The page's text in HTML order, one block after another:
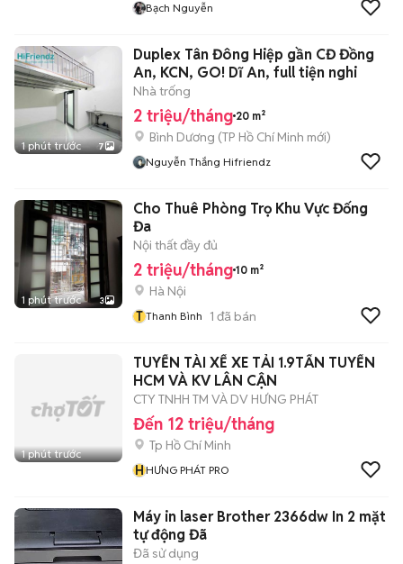
Bạch Nguyễn
1 phút trước 7
Duplex Tân Đông Hiệp gần CĐ Đồng
An, KCN, GO! Dĩ An, full tiện nghi
Nhà trống
2 triệu/tháng 20 m²
Bình Dương (TP Hồ Chí Minh mới)
Nguyễn Thắng Hifriendz
1 phút trước 3
Cho Thuê Phòng Trọ Khu Vực Đống
Đa
Nội thất đầy đủ
2 triệu/tháng 10 m²
Hà Nội
T Thanh Bình 1 đã bán
1 phút trước
TUYỂN TÀI XẾ XE TẢI 1.9TẤN TUYẾN
HCM VÀ KV LÂN CẬN
CTY TNHH TM VÀ DV HƯNG PHÁT
Đến 12 triệu/tháng
Tp Hồ Chí Minh
HHƯNG PHÁT PRO
Máy in laser Brother 2366dw In 2 mặt
tự động Đã
Đã sử dụng